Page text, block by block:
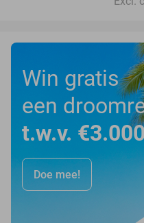
Win gratis
een
t.w.v.
Doe mee!